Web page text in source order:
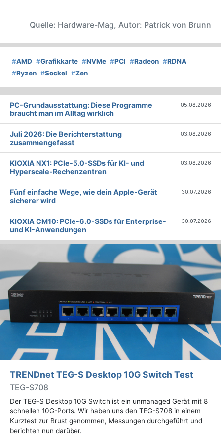
Quelle: Hardware-Mag, Autor: Patrick von Brunn
#AMD #Grafikkarte #NVMe #PCI #Radeon #RDNA
#Ryzen #Sockel #Zen
PC-Grundausstattung: Diese Programme
braucht man im Alltag wirklich
05.08.2026
Juli 2026: Die Bericht­erstattung
zusammengefasst
03.08.2026
KIOXIA NX1: PCIe-5.0-SSDs für KI- und
Hyperscale-Rechenzentren
03.08.2026
Fünf einfache Wege, wie dein Apple-Gerät
sicherer wird
30.07.2026
KIOXIA CM10: PCIe-6.0-SSDs für Enterprise-
und KI-Anwendungen
30.07.2026
TRENDnet TEG-S Desktop 10G Switch Test
TEG-S708
Der TEG-S Desktop 10G Switch ist ein unmanaged Gerät mit 8
schnellen 10G-Ports. Wir haben uns den TEG-S708 in einem
Kurztest zur Brust genommen, Messungen durchgeführt und
berichten nun darüber.